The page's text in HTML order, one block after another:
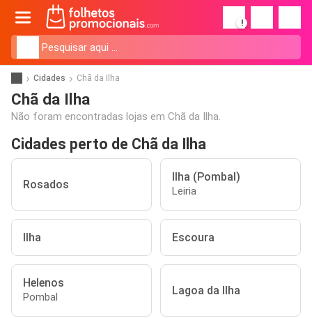
!
Cidades Chã da Ilha
Chã da Ilha
Não foram encontradas lojas em Chã da Ilha.
Cidades perto de Chã da Ilha
Rosados
Ilha (Pombal)
Leiria
Ilha Escoura
Helenos
Pombal Lagoa da Ilha